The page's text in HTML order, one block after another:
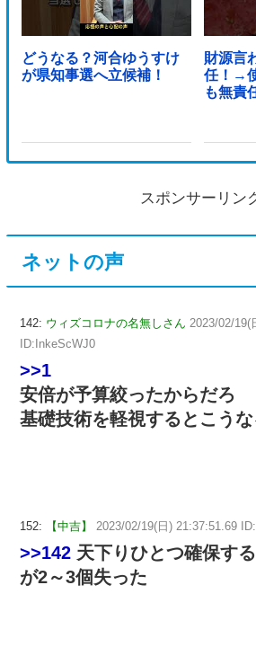
どうなる？河合ゆうすけ
が県知事選へ立候補！
財源言
任！→
も無責
スポンサーリン
ネットの声
142: ウィズコロナの名無しさん 2023/02/19(
ID:InkeScWJ0
>>1
安倍が予算絞ったからだろ
基礎技術を軽視するとこう
152: 【中吉】 2023/02/19(日) 21:37:51.69
>>142 天下りひとつ確保す
が2～3個失った